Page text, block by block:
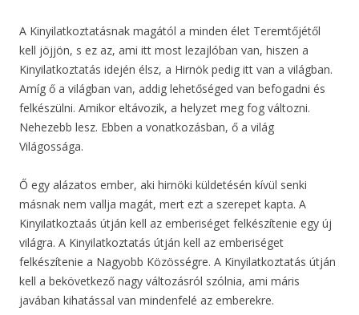
A Kinyilatkoztatásnak magától a minden élet Teremtőjétől
kell jöjjön, s ez az, ami itt most lezajlóban van, hiszen a
Kinyilatkoztatás idején élsz, a Hirnök pedig itt van a világban.
Amíg ő a világban van, addig lehetőséged van befogadni és
felkészülni. Amikor eltávozik, a helyzet meg fog változni.
Nehezebb lesz. Ebben a vonatkozásban, ő a világ
Világossága.
Ő egy alázatos ember, aki hirnöki küldetésén kívül senki
másnak nem vallja magát, mert ezt a szerepet kapta. A
Kinyilatkoztaás útján kell az emberiséget felkészítenie egy új
világra. A Kinyilatkoztatás útján kell az emberiséget
felkészítenie a Nagyobb Közösségre. A Kinyilatkoztatás útján
kell a bekövetkező nagy változásról szólnia, ami máris
javában kihatással van mindenfelé az emberekre.